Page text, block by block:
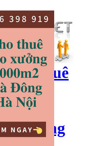
cho thuê
cho
thuê
dương